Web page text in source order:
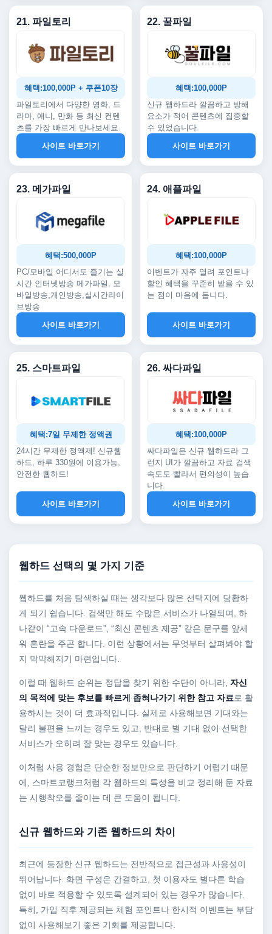
21. 파일토리
혜택:100,000P + 쿠폰10장
파일토리에서 다양한 영화, 드
라마, 애니, 만화 등 최신 컨텐
츠를 가장 빠르게 만나보세요.
사이트 바로가기
22. 꿀파일
혜택:100,000P
신규 웹하드라 깔끔하고 방해
요소가 적어 콘텐츠에 집중할
수 있었습니다.
사이트 바로가기
23. 메가파일
혜택:500,000P
PC/모바일 어디서도 즐기는 실
시간 인터넷방송 메가파일, 모
바일방송,개인방송,실시간라이
브방송
사이트 바로가기
24. 애플파일
혜택:100,000P
이벤트가 자주 열려 포인트나
할인 혜택을 꾸준히 받을 수 있
는 점이 마음에 듭니다.
사이트 바로가기
25. 스마트파일
혜택:7일 무제한 정액권
24시간 무제한 정액제! 신규웹
하드, 하루 330원에 이용가능,
안전한 웹하드!
사이트 바로가기
26. 싸다파일
혜택:100,000P
싸다파일은 신규 웹하드라 그
런지 UI가 깔끔하고 자료 검색
속도도 빨라서 편의성이 높습
니다.
사이트 바로가기
웹하드 선택의 몇 가지 기준
웹하드를 처음 탐색하실 때는 생각보다 많은 선택지에 당황하
게 되기 쉽습니다. 검색만 해도 수많은 서비스가 나열되며, 하
나같이 “고속 다운로드”, “최신 콘텐츠 제공” 같은 문구를 앞세
워 혼란을 주곤 합니다. 이런 상황에서는 무엇부터 살펴봐야 할
지 막막해지기 마련입니다.
이럴 때 웹하드 순위는 정답을 찾기 위한 수단이 아니라, 자신
의 목적에 맞는 후보를 빠르게 좁혀나가기 위한 참고 자료로 활
용하시는 것이 더 효과적입니다. 실제로 사용해보면 기대와는
달리 불편을 느끼는 경우도 있고, 반대로 별 기대 없이 선택한
서비스가 오히려 잘 맞는 경우도 있습니다.
이처럼 사용 경험은 단순한 정보만으로 판단하기 어렵기 때문
에, 스마트코랭크처럼 각 웹하드의 특성을 비교 정리해 둔 자료
는 시행착오를 줄이는 데 큰 도움이 됩니다.
신규 웹하드와 기존 웹하드의 차이
최근에 등장한 신규 웹하드는 전반적으로 접근성과 사용성이
뛰어납니다. 화면 구성은 간결하고, 첫 이용자도 별다른 학습
없이 바로 적응할 수 있도록 설계되어 있는 경우가 많습니다.
특히, 가입 직후 제공되는 체험 포인트나 한시적 이벤트는 부담
없이 사용해보기 좋은 기회를 제공합니다.